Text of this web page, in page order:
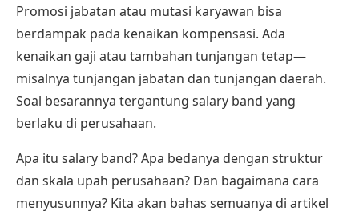
Promosi jabatan atau mutasi karyawan bisa
berdampak pada kenaikan kompensasi. Ada
kenaikan gaji atau tambahan tunjangan tetap—
misalnya tunjangan jabatan dan tunjangan daerah.
Soal besarannya tergantung salary band yang
berlaku di perusahaan.
Apa itu salary band? Apa bedanya dengan struktur
dan skala upah perusahaan? Dan bagaimana cara
menyusunnya? Kita akan bahas semuanya di artikel